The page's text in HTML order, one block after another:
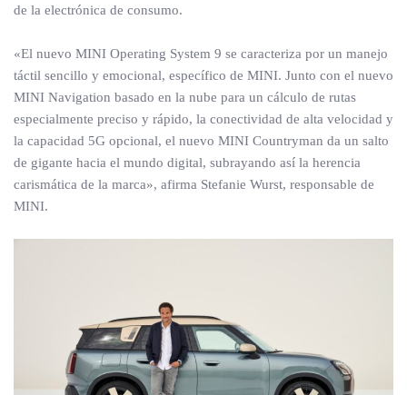
de la electrónica de consumo.
«El nuevo MINI Operating System 9 se caracteriza por un manejo
táctil sencillo y emocional, específico de MINI. Junto con el nuevo
MINI Navigation basado en la nube para un cálculo de rutas
especialmente preciso y rápido, la conectividad de alta velocidad y
la capacidad 5G opcional, el nuevo MINI Countryman da un salto
de gigante hacia el mundo digital, subrayando así la herencia
carismática de la marca», afirma Stefanie Wurst, responsable de
MINI.